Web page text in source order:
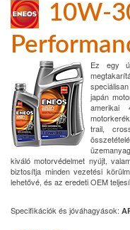
10W-
Ez egy
japán
amerikai
trail,
kiváló motorvédelmet nyújt,
biztosítja minden vezetési
lehetővé, és az eredeti OEM
Specifikációk és jóváhagyások: